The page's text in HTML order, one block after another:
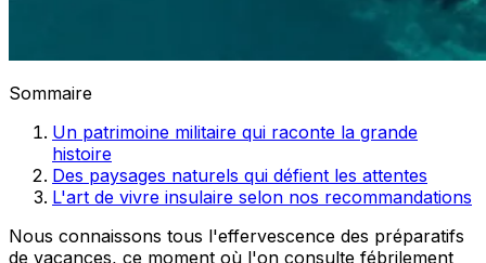
Sommaire
Un patrimoine militaire qui raconte la grande
histoire
Des paysages naturels qui défient les attentes
L'art de vivre insulaire selon nos recommandations
Nous connaissons tous l'effervescence des préparatifs
de vacances, ce moment où l'on consulte fébrilement